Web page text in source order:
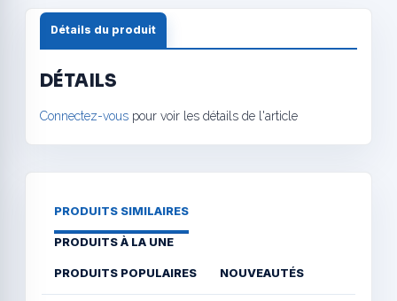
Détails du produit
DÉTAILS
Connectez-vous pour voir les détails de l'article
PRODUITS SIMILAIRES
PRODUITS À LA UNE
PRODUITS POPULAIRES NOUVEAUTÉS